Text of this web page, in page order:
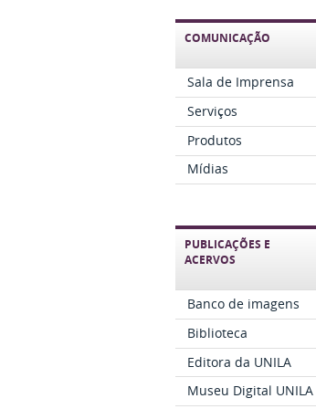
COMUNICAÇÃO
Sala de Imprensa
Serviços
Produtos
Mídias
PUBLICAÇÕES E
ACERVOS
Banco de imagens
Biblioteca
Editora da UNILA
Museu Digital UNILA